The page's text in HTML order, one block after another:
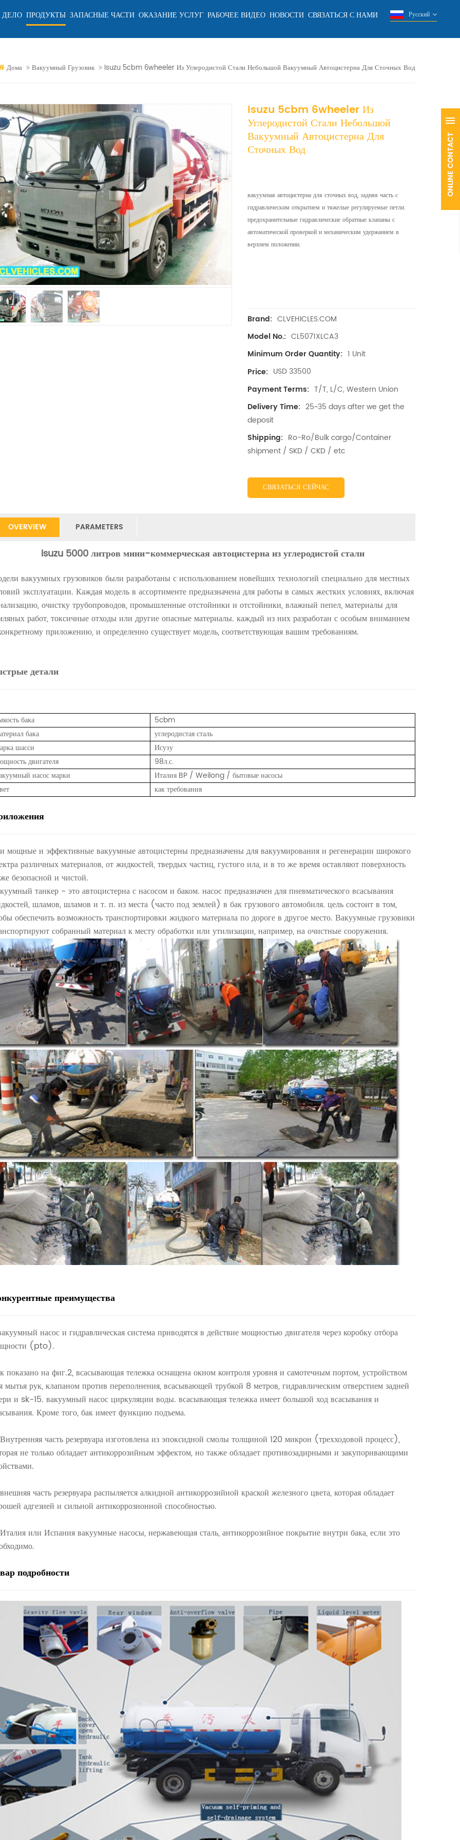
ПРОДУКТЫ ЗАПАСНЫЕ ЧАСТИ ОКАЗАНИЕ УСЛУГ РАБОЧЕЕ ВИДЕО НОВОСТИ СВЯЗАТЬСЯ С НАМИ Русский
Дома Вакуумный Грузовик Isuzu 5cbm 6wheeler Из Углеродистой Стали Небольшой Вакуумный Автоцистерна Для Сточных Вод
Isuzu 5cbm 6wheeler Из
Углеродистой Стали Небольшой
Вакуумный Автоцистерна Для
Сточных Вод
вакуумная автоцистерна для сточных вод, задняя часть с
гидравлическим открытием и тяжелые регулируемые петли.
предохранительные гидравлические обратные клапаны с
автоматической проверкой и механическим удержанием в
верхнем положении.
Brand: CLVEHICLES.COM
Model No.: CL5071XLCA3
Minimum Order Quantity: 1 Unit
Price: USD 33500
Payment Terms: T/T, L/C, Western Union
Delivery Time: 25~35 days after we get the
deposit
Shipping: Ro-Ro/Bulk cargo/Container
shipment / SKD / CKD / etc
СВЯЗАТЬСЯ СЕЙЧАС
OVERVIEW PARAMETERS
isuzu 5000 литров мини-коммерческая автоцистерна из углеродистой стали
вакуумных грузовиков были разработаны с использованием новейших технологий специально для местных
эксплуатации. Каждая модель в ассортименте предназначена для работы в самых жестких условиях, включая
очистку трубопроводов, промышленные отстойники и отстойники, влажный пепел, материалы для
работ, токсичные отходы или другие опасные материалы. каждый из них разработан с особым вниманием
приложению, и определенно существует модель, соответствующая вашим требованиям.
детали
бака
5cbm
бака
углеродистая сталь
шасси
Исузу
двигателя
98л.с.
насос марки
Италия BP / Weilong / бытовые насосы
как требования
мощные и эффективные вакуумные автоцистерны предназначены для вакуумирования и регенерации широкого
различных материалов, от жидкостей, твердых частиц, густого ила, и в то же время оставляют поверхность
безопасной и чистой.
танкер - это автоцистерна с насосом и баком. насос предназначен для пневматического всасывания
шламов, шламов и т. п. из места (часто под землей) в бак грузового автомобиля. цель состоит в том,
обеспечить возможность транспортировки жидкого материала по дороге в другое место. Вакуумные грузовики
собранный материал к месту обработки или утилизации, например, на очистные сооружения.
преимущества
насос и гидравлическая система приводятся в действие мощностью двигателя через коробку отбора
(pto).
показано на фиг.2, всасывающая тележка оснащена окном контроля уровня и самотечным портом, устройством
мытья рук, клапаном против переполнения, всасывающей трубкой 8 метров, гидравлическим отверстием задней
и sk-15. вакуумный насос циркуляции воды. всасывающая тележка имеет большой ход всасывания и
Кроме того, бак имеет функцию подъема.
часть резервуара изготовлена ​​из эпоксидной смолы толщиной 120 микрон (трехходовой процесс),
не только обладает антикоррозийным эффектом, но также обладает противозадирными и закупоривающими
часть резервуара распыляется алкидной антикоррозийной краской железного цвета, которая обладает
адгезией и сильной антикоррозионной способностью.
или Испания вакуумные насосы, нержавеющая сталь, антикоррозийное покрытие внутри бака, если это
подробности